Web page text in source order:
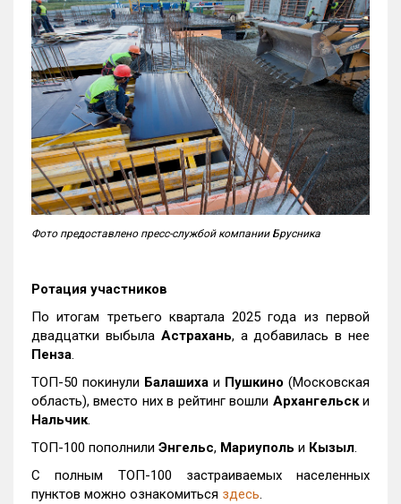
Фото предоставлено пресс-службой компании Брусника
Ротация участников
По итогам третьего квартала 2025 года из первой
двадцатки выбыла Астрахань, а добавилась в нее
Пенза.
ТОП-50 покинули Балашиха и Пушкино (Московская
область), вместо них в рейтинг вошли Архангельски
Нальчик.
ТОП-100 пополнили Энгельс, Мариуполь и Кызыл.
С полным ТОП-100 застраиваемых населенных
пунктов можно ознакомиться здесь.